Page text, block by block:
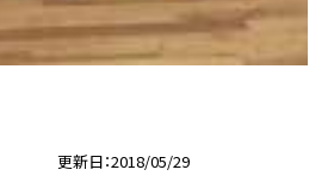
更新日 2018/05/29